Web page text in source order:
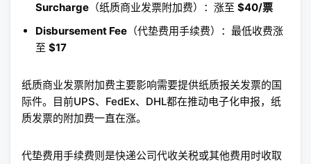
Surcharge （纸质商业发票附加费）：涨至 $40/票
Disbursement Fee （代垫费用手续费）：最低收费涨
至 $17
纸质商业发票附加费主要影响需要提供纸质报关发票的国
际件。目前UPS、FedEx、DHL都在推动电子化申报，纸
质发票的附加费一直在涨。
代垫费用手续费则是快递公司代收关税或其他费用时收取